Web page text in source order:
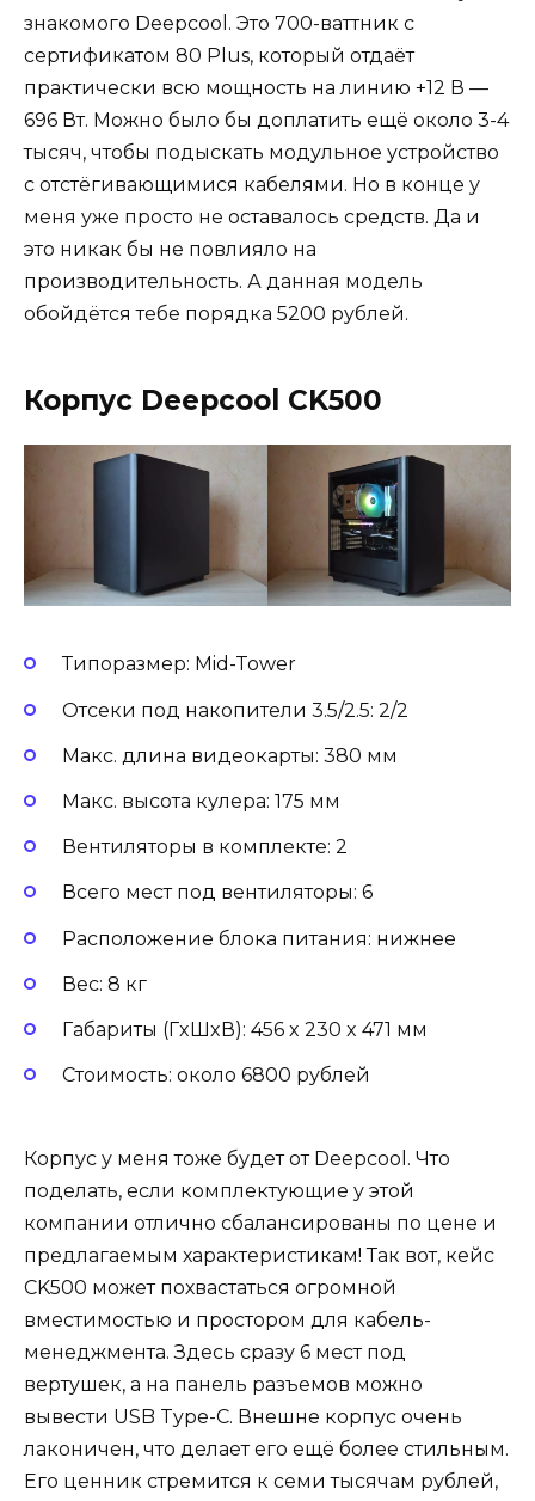
знакомого Deepcool. Это 700-ваттник с
сертификатом 80 Plus, который отдаёт
практически всю мощность на линию +12 В —
696 Вт. Можно было бы доплатить ещё около 3-4
тысяч, чтобы подыскать модульное устройство
с отстёгивающимися кабелями. Но в конце у
меня уже просто не оставалось средств. Да и
это никак бы не повлияло на
производительность. А данная модель
обойдётся тебе порядка 5200 рублей.
Корпус Deepcool CK500
Типоразмер: Mid-Tower
Отсеки под накопители 3.5/2.5: 2/2
Макс. длина видеокарты: 380 мм
Макс. высота кулера: 175 мм
Вентиляторы в комплекте: 2
Всего мест под вентиляторы: 6
Расположение блока питания: нижнее
Вес: 8 кг
Габариты (ГxШxВ): 456 x 230 x 471 мм
Стоимость: около 6800 рублей
Корпус у меня тоже будет от Deepcool. Что
поделать, если комплектующие у этой
компании отлично сбалансированы по цене и
предлагаемым характеристикам! Так вот, кейс
CK500 может похвастаться огромной
вместимостью и простором для кабель-
менеджмента. Здесь сразу 6 мест под
вертушек, а на панель разъемов можно
вывести USB Type-C. Внешне корпус очень
лаконичен, что делает его ещё более стильным.
Его ценник стремится к семи тысячам рублей,